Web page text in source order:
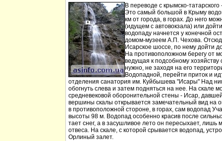
В переводе с крымско-
Это самый большой в Крыму
км от города, в горах. До него
(идущем с автовокзала) или
водопаду начнется у конечной
домом-музеем А.П. Чехова.
Исарское шоссе, по нему дойти
На противоположном берегу от
ведущая к подсобному
нужно, не заходя на его
Водопадной, перейти приток и
отделения санатория им. Куйбышева "Исары" Над
обогнуть слева и затем подняться на нее. На скале
средневековой оборонительной стены - Исар,
вершины скалы открывается замечательный вид на
в противоположной стороне, в горах, сам водопад
высоты 98 м. Водопад особенно красив после
тает снег, а в засушливое лето он пересыхает, лишь
отвеса. На скале, с которой срывается водопад,
Орлиный залет.